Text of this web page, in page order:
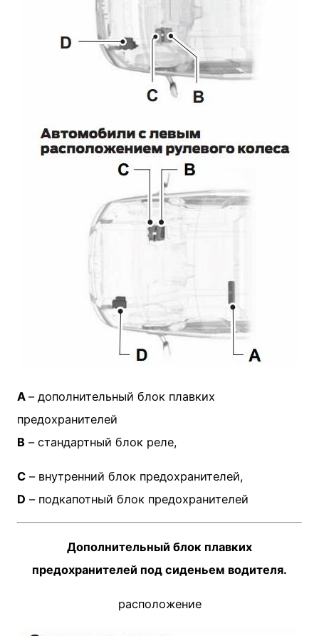
A – дополнительный блок плавких
предохранителей
B – стандартный блок реле,
C – внутренний блок предохранителей,
D – подкапотный блок предохранителей
Дополнительный блок плавких
предохранителей под сиденьем водителя.
расположение